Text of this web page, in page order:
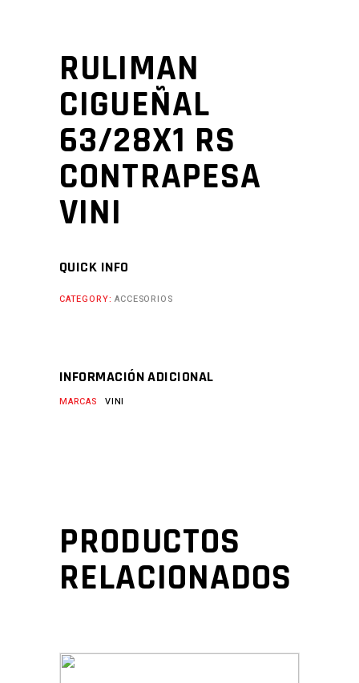
RULIMAN
CIGUEÑAL
63/28X1 RS
CONTRAPESA
VINI
QUICK INFO
CATEGORY:ACCESORIOS
INFORMACIÓN ADICIONAL
MARCAS VINI
PRODUCTOS
RELACIONADOS